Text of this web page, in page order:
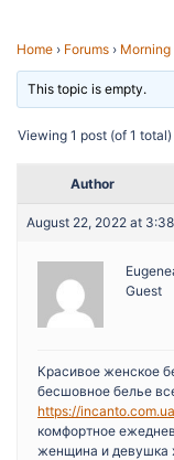
Home › Forums ›
This topic is empty.
Viewing 1 post (of 1 total)
Author
August 22, 2022 at
Guest
Красивое женское
бесшовное белье
https://incanto.com.ua
комфортное
женщина и девушка